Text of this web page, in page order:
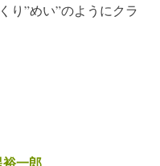
り”めい”のようにクラ